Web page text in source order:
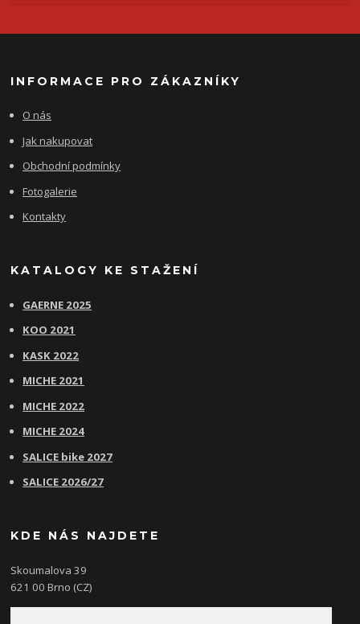
INFORMACE PRO ZÁKAZNÍKY
O nás
Jak nakupovat
Obchodní podmínky
Fotogalerie
Kontakty
KATALOGY KE STAŽENÍ
GAERNE 2025
KOO 2021
KASK 2022
MICHE 2021
MICHE 2022
MICHE 2024
SALICE bike 2027
SALICE 2026/27
KDE NÁS NAJDETE
Skoumalova 39
621 00 Brno (CZ)